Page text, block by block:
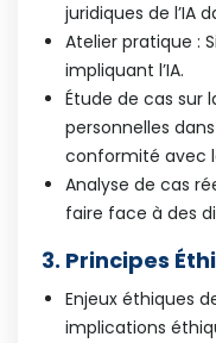
juridiques de l’IA
Atelier pratique :
impliquant l’IA.
Étude de cas sur
personnelles
conformité avec
Analyse de cas
faire face à des
3. Principes
Enjeux éthiques
implications